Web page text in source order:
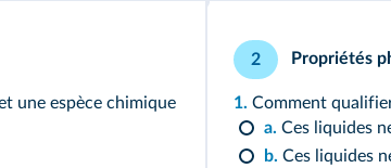
une espèce chimique
2 Propriétés
1. Comment
a. Ces liquides
b.